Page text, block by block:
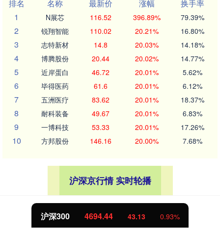
排名
名称 最新价 涨幅
换手率
1
N展芯 116.52 396.89% 79.39%
2 锐翔智能 110.02 20.21% 16.80%
3 志特新材 14.8 20.03% 14.18%
4 博腾股份 20.44 20.02% 14.77%
5 近岸蛋白 46.72 20.01% 5.62%
6 毕得医药 61.6 20.01% 6.12%
7 五洲医疗 83.62 20.01% 18.37%
8 耐科装备 49.67 20.01% 6.83%
9 一博科技 53.33 20.01% 17.26%
10 方邦股份 146.16 20.00% 7.68%
沪深京行情 实时轮播
沪深300 4694.44 43.13 0.93%